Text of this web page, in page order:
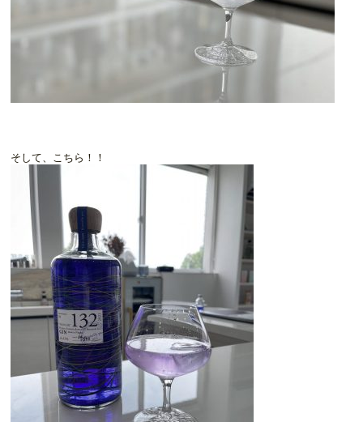
そして、こちら！！